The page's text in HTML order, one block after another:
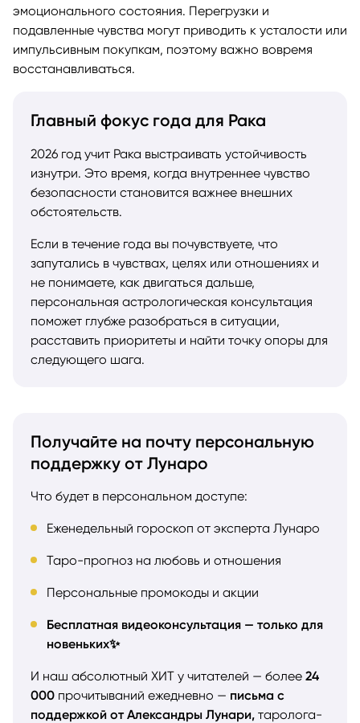
эмоционального состояния. Перегрузки и
подавленные чувства могут приводить к усталости или
импульсивным покупкам, поэтому важно вовремя
восстанавливаться.
Главный фокус года для Рака
2026 год учит Рака выстраивать устойчивость
изнутри. Это время, когда внутреннее чувство
безопасности становится важнее внешних
обстоятельств.
Если в течение года вы почувствуете, что
запутались в чувствах, целях или отношениях и
не понимаете, как двигаться дальше,
персональная астрологическая консультация
поможет глубже разобраться в ситуации,
расставить приоритеты и найти точку опоры для
следующего шага.
Получайте на почту персональную
поддержку от Лунаро
Что будет в персональном доступе:
Еженедельный гороскоп от эксперта Лунаро
Таро-прогноз на любовь и отношения
Персональные промокоды и акции
Бесплатная видеоконсультация — только для
новеньких✨
И наш абсолютный ХИТ у читателей — более 24
000 прочитываний ежедневно — письма с
поддержкой от Александры Лунари, таролога-